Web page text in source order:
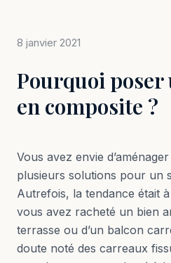
8 janvier 2021
Pourquoi poser
en composite ?
Vous avez envie
plusieurs solutions pour un
Autrefois, la tendance était
vous avez racheté un bien
terrasse ou d’un balcon
doute noté des carreaux